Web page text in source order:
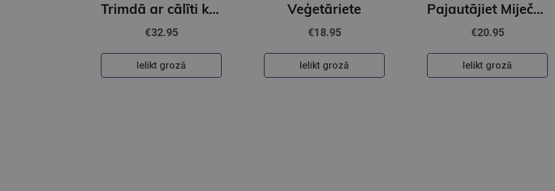
Trimdā ar cālīti kabatā
€32.95
Ielikt grozā
Veģetāriete
€18.95
Ielikt grozā
Pajautājiet Miječkai
€20.95
Ielikt grozā